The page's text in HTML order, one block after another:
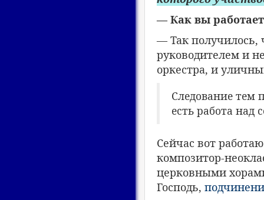
— Как вы
— Так получилось,
руководителем и
оркестра, и
Следование тем
есть работа над
Сейчас вот
композитор-
церковными
Господь,